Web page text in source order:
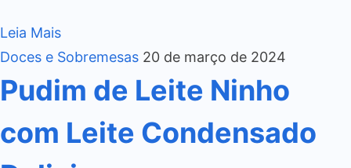
Leia Mais
Doces e Sobremesas 20 de março de 2024
Pudim de Leite Ninho
com Leite Condensado